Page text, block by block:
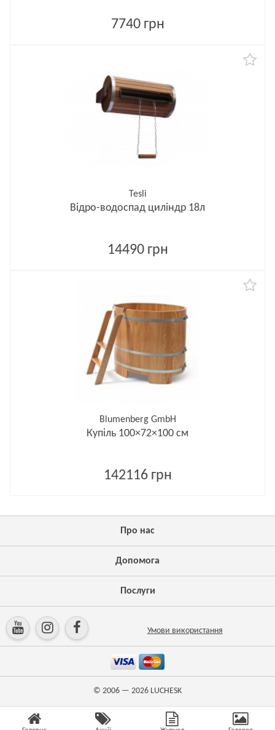
7740 грн
Tesli
Відро-водоспад циліндр 18л
14490 грн
Blumenberg GmbH
Купіль 100×72×100 см
142116 грн
Про нас
Допомога
Послуги
Умови використання
© 2006 — 2026 LUCHESK